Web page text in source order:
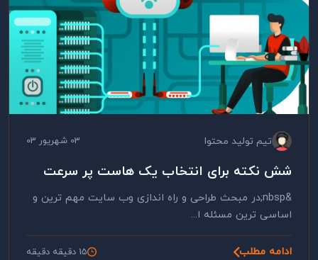
تیم تولید محتوا 03 شهریور 03
شش نکته برای انتخاب یک هاست پر سرعت
&nbsp;در مبحث طراحی و راه اندازی وب سایت مهم ترین و
اساسی ترین مسئله ا...
ادامه مطلب 15 دقیقه دقیقه